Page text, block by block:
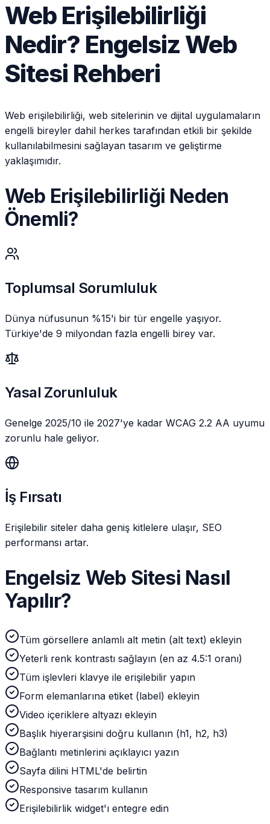
Web Erişilebilirliği
Nedir? Engelsiz Web
Sitesi Rehberi
Web erişilebilirliği, web sitelerinin ve dijital uygulamaların
engelli bireyler dahil herkes tarafından etkili bir şekilde
kullanılabilmesini sağlayan tasarım ve geliştirme
yaklaşımıdır.
Web Erişilebilirliği Neden
Önemli?
Toplumsal Sorumluluk
Dünya nüfusunun %15'i bir tür engelle yaşıyor.
Türkiye'de 9 milyondan fazla engelli birey var.
Yasal Zorunluluk
Genelge 2025/10 ile 2027'ye kadar WCAG 2.2 AA uyumu
zorunlu hale geliyor.
İş Fırsatı
Erişilebilir siteler daha geniş kitlelere ulaşır, SEO
performansı artar.
Engelsiz Web Sitesi Nasıl
Yapılır?
Tüm görsellere anlamlı alt metin (alt text) ekleyin
Yeterli renk kontrastı sağlayın (en az 4.5:1 oranı)
Tüm işlevleri klavye ile erişilebilir yapın
Form elemanlarına etiket (label) ekleyin
Video içeriklere altyazı ekleyin
Başlık hiyerarşisini doğru kullanın (h1, h2, h3)
Bağlantı metinlerini açıklayıcı yazın
Sayfa dilini HTML'de belirtin
Responsive tasarım kullanın
Erişilebilirlik widget'ı entegre edin